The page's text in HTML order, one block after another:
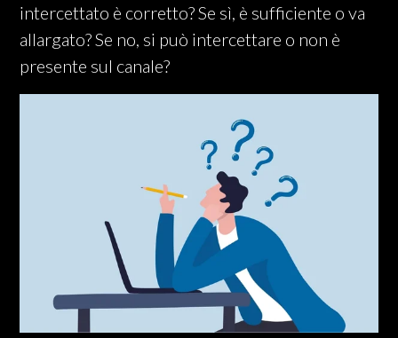
intercettato è corretto? Se sì, è sufficiente o va
allargato? Se no, si può intercettare o non è
presente sul canale?